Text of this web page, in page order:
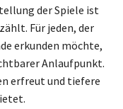
der Spiele ist
Für jeden, der
erkunden möchte,
Anlaufpunkt.
erfreut und tiefere